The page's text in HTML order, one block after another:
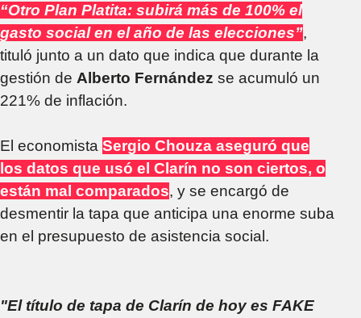
“Otro Plan Platita: subirá más de 100% el
gasto social en el año de las elecciones”,
tituló junto a un dato que indica que durante la
gestión de Alberto Fernández se acumuló un
221% de inflación.
El economista Sergio Chouza aseguró que
los datos que usó el Clarín no son ciertos, o
están mal comparados, y se encargó de
desmentir la tapa que anticipa una enorme suba
en el presupuesto de asistencia social.
"El título de tapa de Clarín de hoy es FAKE